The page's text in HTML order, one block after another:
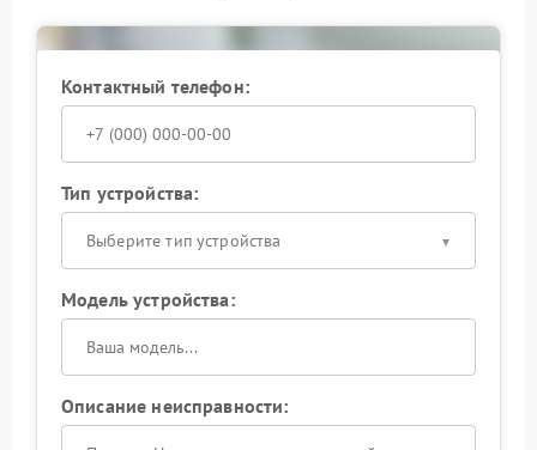
Контактный телефон:
Тип устройства:
Выберите тип устройства
Модель устройства:
Описание неисправности: